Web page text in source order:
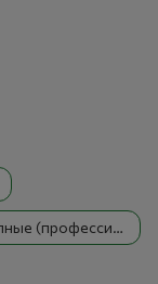
Пылесосы для сбора листьев прицепные (профессиональные)